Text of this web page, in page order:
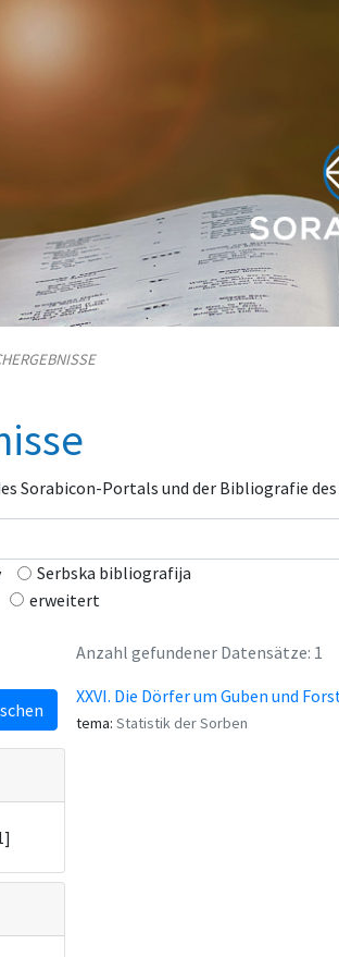
Sorabicon-Portals und der Bibliografie
Serbska bibliografija
erweitert
Anzahl gefundener Datensätze: 1
XXVI. Die Dörfer um Guben und
tema: Statistik der Sorben